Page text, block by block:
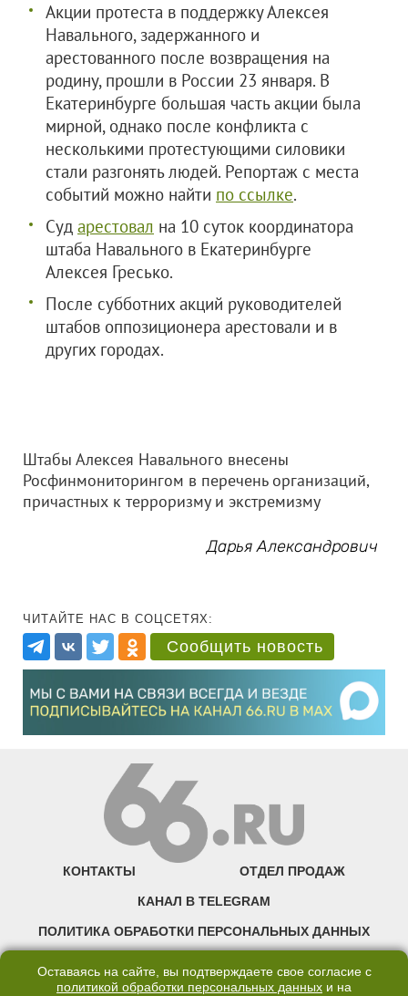
Акции протеста в поддержку Алексея
Навального, задержанного и
арестованного после возвращения на
родину, прошли в России 23 января. В
Екатеринбурге большая часть акции была
мирной, однако после конфликта с
несколькими протестующими силовики
стали разгонять людей. Репортаж с места
событий можно найти по ссылке.
Суд арестовал на 10 суток координатора
штаба Навального в Екатеринбурге
Алексея Гресько.
После субботних акций руководителей
штабов оппозиционера арестовали и в
других городах.
Штабы Алексея Навального внесены
Росфинмониторингом в перечень организаций,
причастных к терроризму и экстремизму
Дарья Александрович
ЧИТАЙТЕ НАС В СОЦСЕТЯХ:
Сообщить новость
КОНТАКТЫ ОТДЕЛ ПРОДАЖ
КАНАЛ В TELEGRAM
ПОЛИТИКА ОБРАБОТКИ ПЕРСОНАЛЬНЫХ ДАННЫХ
Оставаясь на сайте, вы подтверждаете свое согласие с
политикой обработки персональных данных и на